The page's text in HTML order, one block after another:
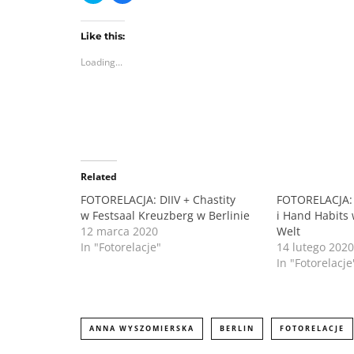
t
s
i
t
r
(
O
e
n
s
w
i
n
o
k
(
O
p
e
n
w
w
i
Like this:
Loading...
Related
FOTORELACJA: DIIV + Chastity
w Festsaal Kreuzberg w Berlinie
12 marca 2020
In "Fotorelacje"
i Hand Habits
Welt
14 lutego 2020
In
ANNA WYSZOMIERSKA BERLIN FOTORELACJE